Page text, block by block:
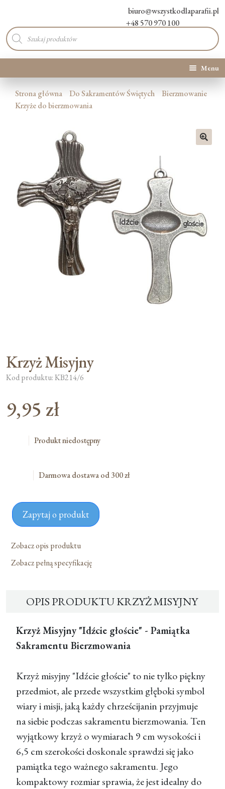
biuro@wszystkodlaparafii.pl
+48 570 970 100
Wyszukiwarka
produktów
Menu
Kategorie produktów
Kontakt
Moje konto
Strona główna Do Sakramentów Świętych
Bierzmowanie
Krzyże do bierzmowania
Krzyż Misyjny
Kod produktu: KB214/6
9,95 zł
Produkt niedostępny
Darmowa dostawa od 300 zł
Zapytaj o produkt
Zobacz opis produktu
Zobacz pełną specyfikację
OPIS PRODUKTU KRZYŻ MISYJNY
Krzyż Misyjny "Idźcie głoście" - Pamiątka
Sakramentu Bierzmowania
Krzyż misyjny "Idźcie głoście" to nie tylko piękny
przedmiot, ale przede wszystkim głęboki symbol
wiary i misji, jaką każdy chrześcijanin przyjmuje
na siebie podczas sakramentu bierzmowania. Ten
wyjątkowy krzyż o wymiarach 9 cm wysokości i
6,5 cm szerokości doskonale sprawdzi się jako
pamiątka tego ważnego sakramentu. Jego
kompaktowy rozmiar sprawia, że jest idealny do